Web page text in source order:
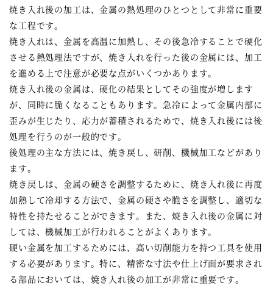
焼き入れ後の加工は、金属の熱処理のひとつとして非常に重要
な工程です。
焼き入れは、金属を高温に加熱し、その後急冷することで硬化
させる熱処理法ですが、焼き入れを行った後の金属には、加工
を進める上で注意が必要な点がいくつかあります。
焼き入れ後の金属は、硬化の結果としてその強度が増します
が、同時に脆くなることもあります。急冷によって金属内部に
歪みが生じたり、応力が蓄積されるためで、焼き入れ後には後
処理を行うのが一般的です。
後処理の主な方法には、焼き戻し、研削、機械加工などがあり
ます。
焼き戻しは、金属の硬さを調整するために、焼き入れ後に再度
加熱して冷却する方法で、金属の硬さや脆さを調整し、適切な
特性を持たせることができます。また、焼き入れ後の金属に対
しては、機械加工が行われることがよくあります。
硬い金属を加工するためには、高い切削能力を持つ工具を使用
する必要があります。特に、精密な寸法や仕上げ面が要求され
る部品においては、焼き入れ後の加工が非常に重要です。